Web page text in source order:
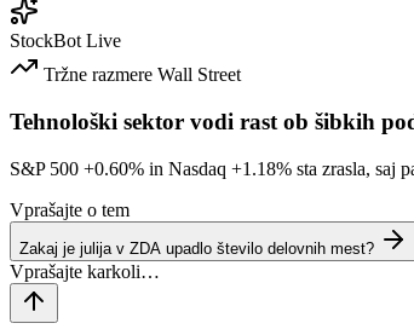
StockBot Live
Tržne razmere Wall Street
Tehnološki sektor vodi rast ob šibkih
S&P 500 +0.60% in Nasdaq +1.18% sta zrasla, saj
Vprašajte o tem
Zakaj je julija v ZDA upadlo število delovnih mest?